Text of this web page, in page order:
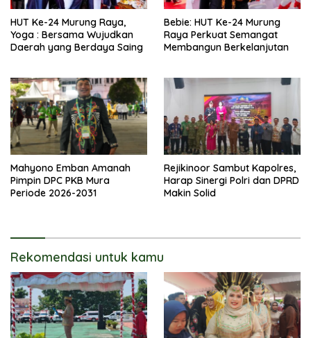
HUT Ke-24 Murung Raya,
Yoga : Bersama Wujudkan
Daerah yang Berdaya Saing
Bebie: HUT Ke-24 Murung
Raya Perkuat Semangat
Membangun Berkelanjutan
Mahyono Emban Amanah
Pimpin DPC PKB Mura
Periode 2026-2031
Rejikinoor Sambut Kapolres,
Harap Sinergi Polri dan DPRD
Makin Solid
Rekomendasi untuk kamu